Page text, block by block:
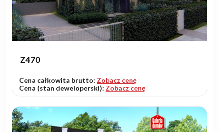
Z470
Cena całkowita brutto: Zobacz cenę
Cena (stan deweloperski): Zobacz cenę